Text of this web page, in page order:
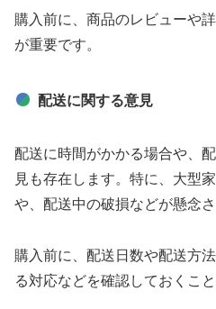
購入前に、商品のレビューや
が重要です。
配送に関する意見
配送に時間がかかる場合や、
見も存在します。特に、大型
や、配送中の破損などが懸念さ
購入前に、配送日数や配送方
る対応などを確認しておくこ